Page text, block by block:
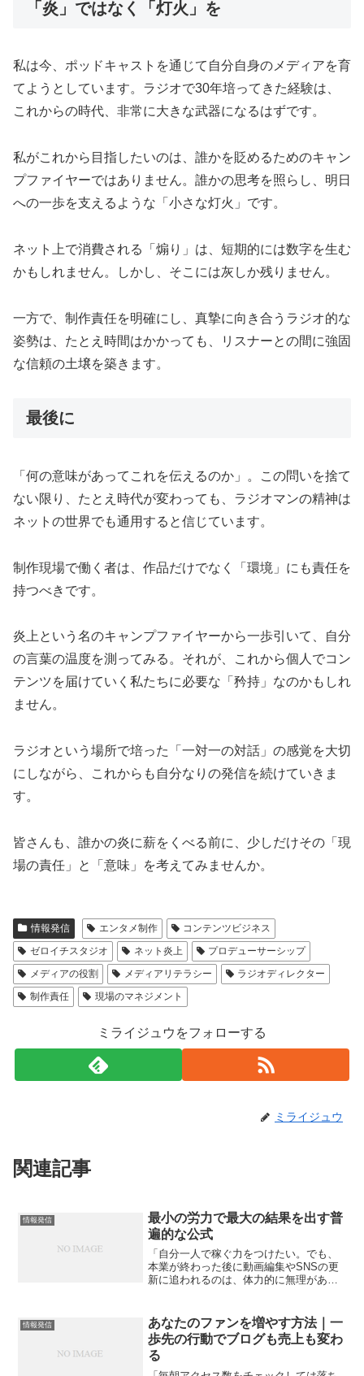
「炎」ではなく「灯火」を
私は今、ポッドキャストを通じて自分自身のメディアを育
てようとしています。ラジオで30年培ってきた経験は、
これからの時代、非常に大きな武器になるはずです。
私がこれから目指したいのは、誰かを貶めるためのキャン
プファイヤーではありません。誰かの思考を照らし、明日
への一歩を支えるような「小さな灯火」です。
ネット上で消費される「煽り」は、短期的には数字を生む
かもしれません。しかし、そこには灰しか残りません。
一方で、制作責任を明確にし、真摯に向き合うラジオ的な
姿勢は、たとえ時間はかかっても、リスナーとの間に強固
な信頼の土壌を築きます。
最後に
「何の意味があってこれを伝えるのか」。この問いを捨て
ない限り、たとえ時代が変わっても、ラジオマンの精神は
ネットの世界でも通用すると信じています。
制作現場で働く者は、作品だけでなく「環境」にも責任を
持つべきです。
炎上という名のキャンプファイヤーから一歩引いて、自分
の言葉の温度を測ってみる。それが、これから個人でコン
テンツを届けていく私たちに必要な「矜持」なのかもしれ
ません。
ラジオという場所で培った「一対一の対話」の感覚を大切
にしながら、これからも自分なりの発信を続けていきま
す。
皆さんも、誰かの炎に薪をくべる前に、少しだけその「現
場の責任」と「意味」を考えてみませんか。
情報発信 エンタメ制作
コンテンツビジネス
ゼロイチスタジオ
ネット炎上
プロデューサーシップ
メディアの役割
メディアリテラシー
ラジオディレクター
制作責任
現場のマネジメント
ミライジュウをフォローする
ミライジュウ
関連記事
情報発信
最小の労力で最大の結果を出す普
遍的な公式
「自分一人で稼ぐ力をつけたい。でも、
本業が終わった後に動画編集やSNSの更
新に追われるのは、体力的に無理があ
体力の壁」に突き当たっています。定年
を数年後に控え、「...
情報発信
あなたのファンを増やす方法｜一
歩先の行動でブログも売上も変わ
る